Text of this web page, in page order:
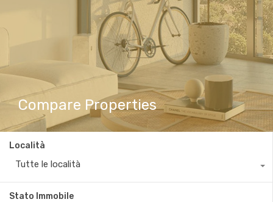
Compare Properties
Località
Tutte le località
Stato Immobile